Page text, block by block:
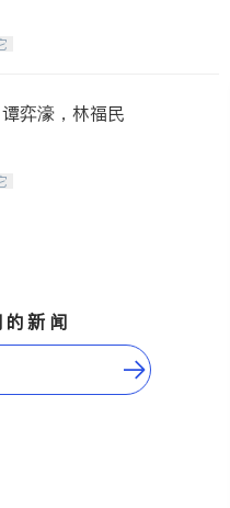
谭弈濠，林福民
新闻